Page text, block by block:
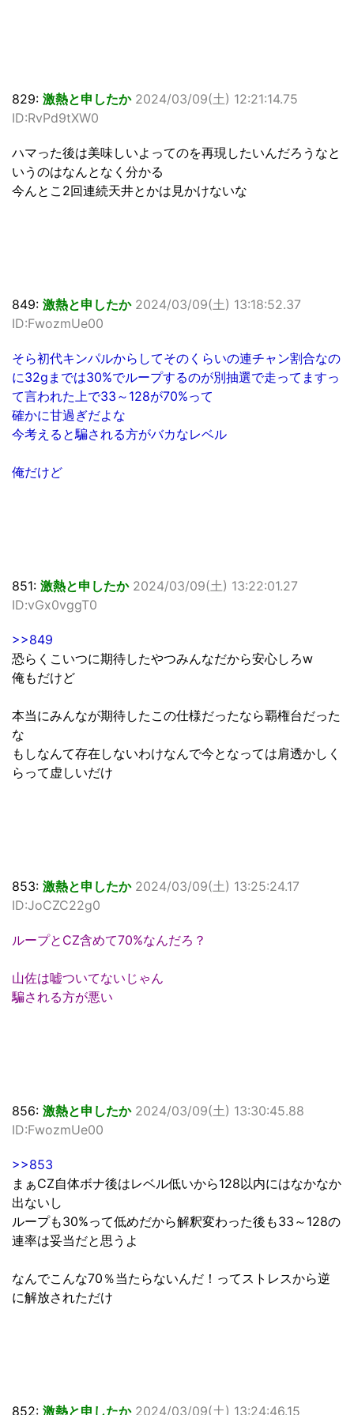
829: 激熱と申したか 2024/03/09(土) 12:21:14.75
ID:RvPd9tXW0
ハマった後は美味しいよってのを再現したいんだろうなと
いうのはなんとなく分かる
今んとこ2回連続天井とかは見かけないな
849: 激熱と申したか 2024/03/09(土) 13:18:52.37
ID:FwozmUe00
そら初代キンパルからしてそのくらいの連チャン割合なの
に32gまでは30%でループするのが別抽選で走ってますっ
て言われた上で33～128が70%って
確かに甘過ぎだよな
今考えると騙される方がバカなレベル
俺だけど
851: 激熱と申したか 2024/03/09(土) 13:22:01.27
ID:vGx0vggT0
>>849
恐らくこいつに期待したやつみんなだから安心しろw
俺もだけど
本当にみんなが期待したこの仕様だったなら覇権台だった
な
もしなんて存在しないわけなんで今となっては肩透かしく
らって虚しいだけ
853: 激熱と申したか 2024/03/09(土) 13:25:24.17
ID:JoCZC22g0
ループとCZ含めて70%なんだろ？
山佐は嘘ついてないじゃん
騙される方が悪い
856: 激熱と申したか 2024/03/09(土) 13:30:45.88
ID:FwozmUe00
>>853
まぁCZ自体ボナ後はレベル低いから128以内にはなかなか
出ないし
ループも30%って低めだから解釈変わった後も33～128の
連率は妥当だと思うよ
なんでこんな70％当たらないんだ！ってストレスから逆
に解放されただけ
852: 激熱と申したか 2024/03/09(土) 13:24:46.15